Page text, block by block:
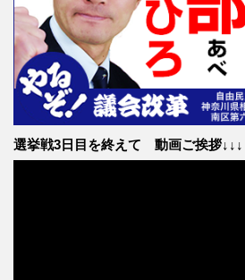
選挙戦3日目を終えて 動画ご挨拶↓↓↓